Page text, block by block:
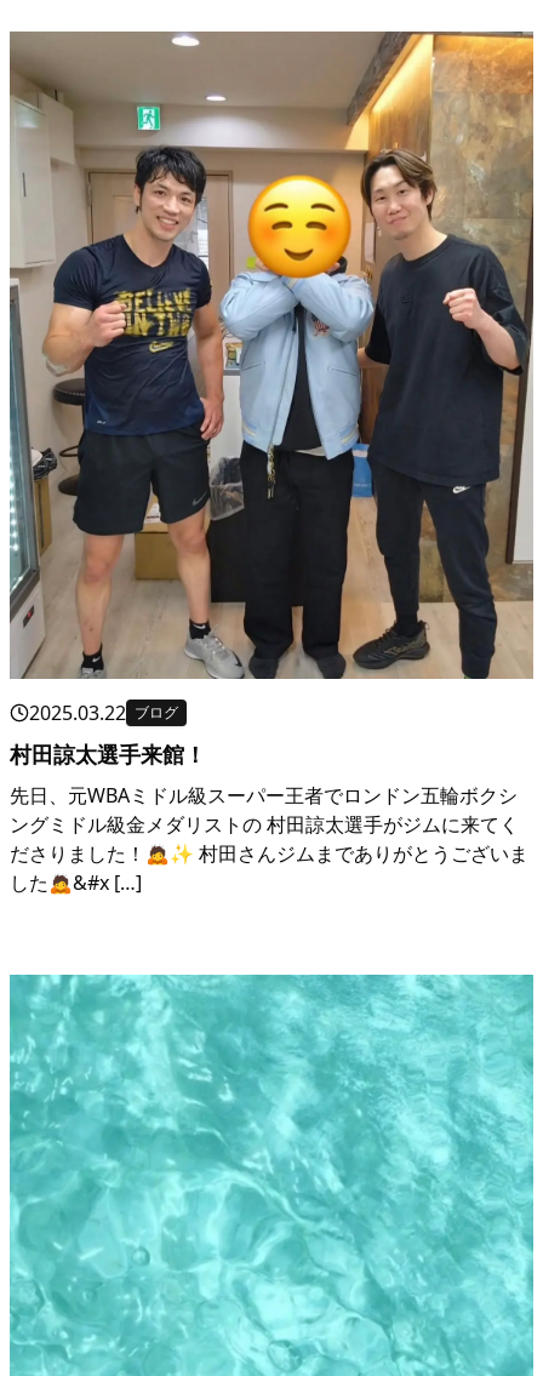
2025.03.22 ブログ
村田諒太選手来館！
先日、元WBAミドル級スーパー王者でロンドン五輪ボクシ
ングミドル級金メダリストの 村田諒太選手がジムに来てく
ださりました！🙇✨ 村田さんジムまでありがとうございま
した🙇&#x […]